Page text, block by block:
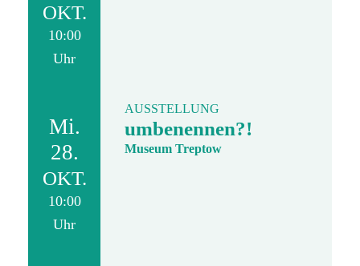
OKT.
10:00
Uhr
Mi.
28.
OKT.
10:00
Uhr
AUSSTELLUNG
umbenennen?!
Museum Treptow